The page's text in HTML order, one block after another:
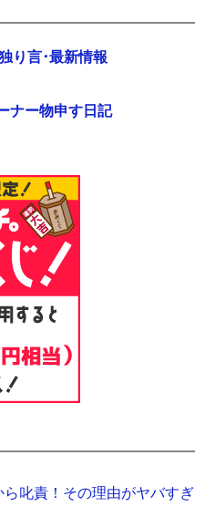
り言･最新情報
ナー物申す日記
ら叱責！その理由がヤバすぎ